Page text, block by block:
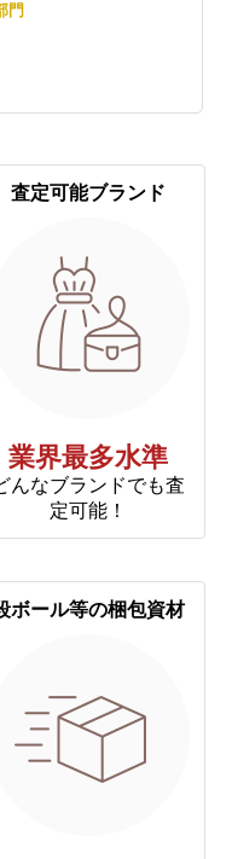
門
査定可能ブランド
業界最多水準
んなブランドでも査
定可能！
ボール等の梱包資材